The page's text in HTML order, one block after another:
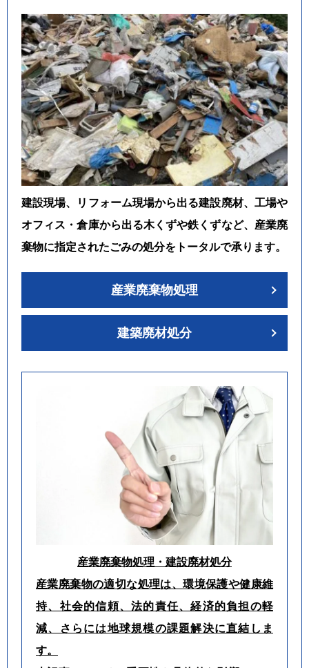
建設現場、リフォーム現場から出る建設廃材、工場や
オフィス・倉庫から出る木くずや鉄くずなど、産業廃
棄物に指定されたごみの処分をトータルで承ります。
産業廃棄物処理
建築廃材処分
産業廃棄物処理・建設廃材処分
産業廃棄物の適切な処理は、環境保護や健康維
持、社会的信頼、法的責任、経済的負担の軽
減、さらには地球規模の課題解決に直結しま
す。